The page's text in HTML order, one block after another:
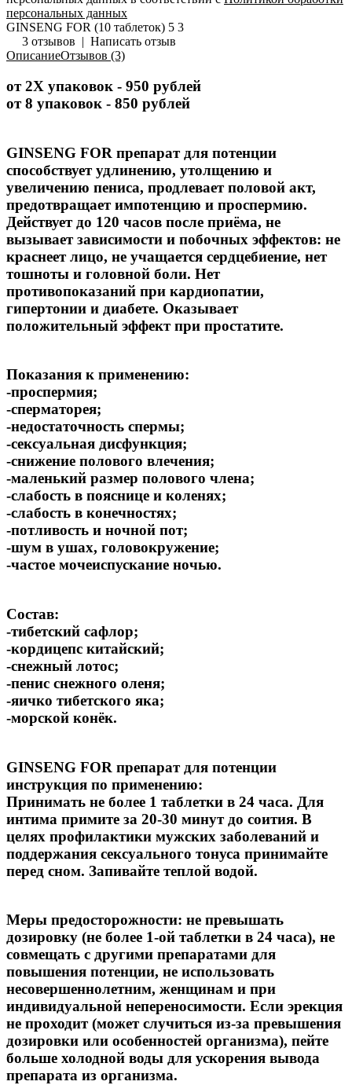
персональных данных
GINSENG FOR (10 таблеток) 5 3
3 отзывов | Написать отзыв
ОписаниеОтзывов (3)
от 2Х упаковок - 950 рублей
от 8 упаковок - 850 рублей
GINSENG FOR препарат для потенции
способствует удлинению, утолщению и
увеличению пениса, продлевает половой акт,
предотвращает импотенцию и проспермию.
Действует до 120 часов после приёма, не
вызывает зависимости и побочных эффектов: не
краснеет лицо, не учащается сердцебиение, нет
тошноты и головной боли. Нет
противопоказаний при кардиопатии,
гипертонии и диабете. Оказывает
положительный эффект при простатите.
Показания к применению:
-проспермия;
-сперматорея;
-недостаточность спермы;
-сексуальная дисфункция;
-снижение полового влечения;
-маленький размер полового члена;
-слабость в пояснице и коленях;
-слабость в конечностях;
-потливость и ночной пот;
-шум в ушах, головокружение;
-частое мочеиспускание ночью.
Состав:
-тибетский сафлор;
-кордицепс китайский;
-снежный лотос;
-пенис снежного оленя;
-яичко тибетского яка;
-морской конёк.
GINSENG FOR препарат для потенции
инструкция по применению:
Принимать не более 1 таблетки в 24 часа. Для
интима примите за 20-30 минут до соития. В
целях профилактики мужских заболеваний и
поддержания сексуального тонуса принимайте
перед сном. Запивайте теплой водой.
Меры предосторожности: не превышать
дозировку (не более 1-ой таблетки в 24 часа), не
совмещать с другими препаратами для
повышения потенции, не использовать
несовершеннолетним, женщинам и при
индивидуальной непереносимости. Если эрекция
не проходит (может случиться из-за превышения
дозировки или особенностей организма), пейте
больше холодной воды для ускорения вывода
препарата из организма.